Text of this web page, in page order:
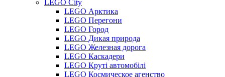
LEGO City
LEGO Арктика
LEGO Перегони
LEGO Город
LEGO Дикая природа
LEGO Железная дорога
LEGO Каскадери
LEGO Круті автомобілі
LEGO Космическое агенство